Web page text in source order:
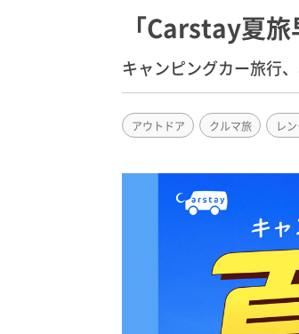
「Carstay夏
キャンピングカー旅行
アウトドア クルマ旅 レ